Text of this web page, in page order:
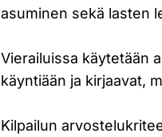
asuminen sekä lasten
Vierailuissa käytetään
käyntiään ja kirjaavat,
Kilpailun